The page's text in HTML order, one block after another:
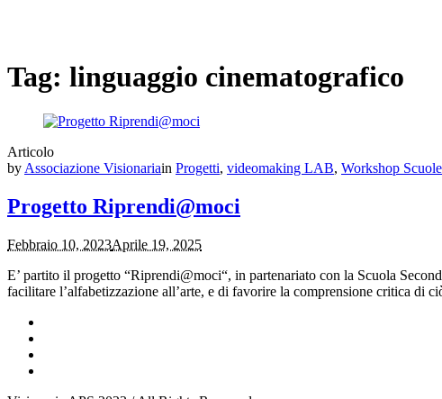
Tag: linguaggio cinematografico
Articolo
by Associazione Visionariain Progetti, videomaking LAB, Workshop Scuole
Progetto Riprendi@moci
Febbraio 10, 2023Aprile 19, 2025
E’ partito il progetto “Riprendi@moci“, in partenariato con la Scuola
facilitare l’alfabetizzazione all’arte, e di favorire la comprensione critica di